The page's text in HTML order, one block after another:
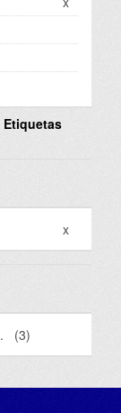
Etiquetas
x
(3)